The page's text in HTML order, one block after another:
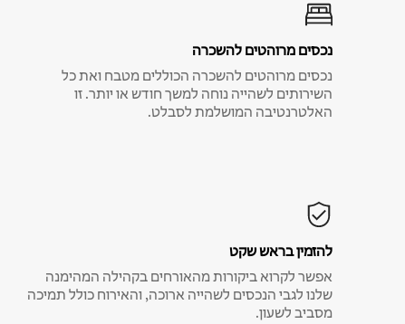
נכסים מרוהטים להשכרה
נכסים מרוהטים להשכרה הכוללים מטבח ואת כל
השירותים לשהייה נוחה למשך חודש או יותר. זו
האלטרנטיבה המושלמת לסבלט.
להזמין בראש שקט
אפשר לקרוא ביקורות מהאורחים בקהילה המהימנה
שלנו לגבי הנכסים לשהייה ארוכה, והאירוח כולל תמיכה
מסביב לשעון.